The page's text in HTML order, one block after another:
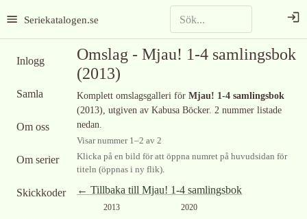
Seriekatalogen.se
Inlogg
Samla
Om oss
Om serier
Skickkoder
Omslag - Mjau! 1-4 samlingsbok
(2013)
Komplett omslagsgalleri för Mjau! 1-4 samlingsbok
(2013), utgiven av Kabusa Böcker. 2 nummer listade
nedan.
Visar nummer 1–2 av 2
Klicka på en bild för att öppna numret på huvudsidan för
titeln (öppnas i ny flik).
← Tillbaka till Mjau! 1-4 samlingsbok
2013 2020